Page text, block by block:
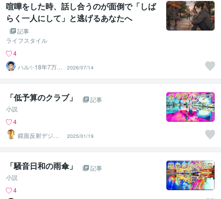
喧嘩をした時、話し合うのが面倒で「しば
らく一人にして」と逃げるあなたへ
記事
ライフスタイル
4
ハル✨18年7万人
以上の実績×書籍
著者
2026/07/14
「低予算のクラブ」
記事
小説
4
鏡面反射デジタ
ルアート製作所
（鈴木穣）
2025/01/19
「騒音日和の雨傘」
記事
小説
4